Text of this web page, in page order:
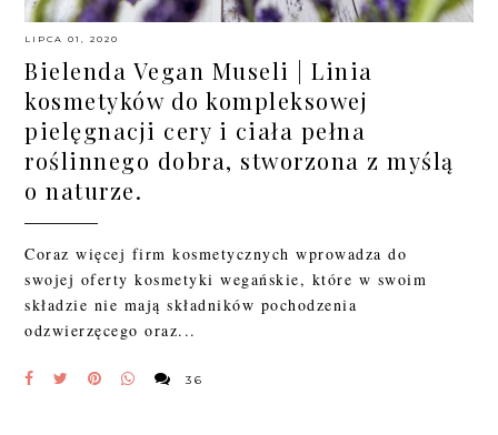
LIPCA 01, 2020
Bielenda Vegan Museli | Linia
kosmetyków do kompleksowej
pielęgnacji cery i ciała pełna
roślinnego dobra, stworzona z myślą
o naturze.
Coraz więcej firm kosmetycznych wprowadza do
swojej oferty kosmetyki wegańskie, które w swoim
składzie nie mają składników pochodzenia
odzwierzęcego oraz...
36